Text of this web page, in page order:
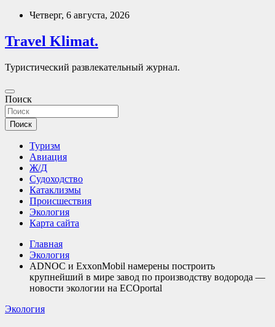
Перейти
содержимому
Четверг, 6 августа, 2026
Travel Klimat.
Туристический развлекательный журнал.
Поиск
Поиск
Туризм
Авиация
Ж/Д
Судоходство
Катаклизмы
Происшествия
Экология
Карта сайта
Главная
Экология
ADNOC и ExxonMobil намерены построить
крупнейший в мире завод по производству водорода —
новости экологии на ECOportal
Экология